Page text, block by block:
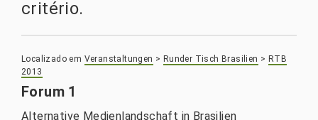
critério.
Localizado em Veranstaltungen > Runder Tisch Brasilien > RTB
2013
Forum 1
Alternative Medienlandschaft in Brasilien